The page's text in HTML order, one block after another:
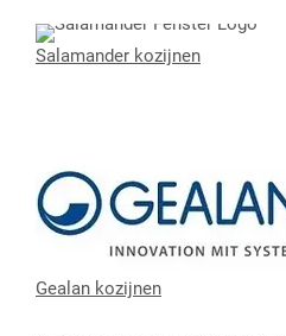
Salamander kozijnen
Gealan kozijnen